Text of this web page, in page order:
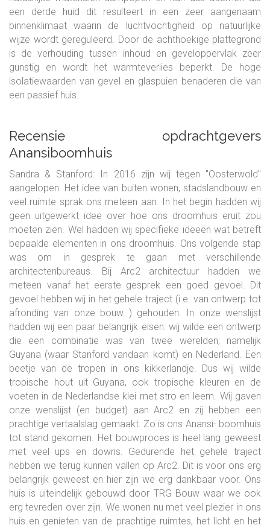
een derde huid dit resulteert in een zeer aangenaam
binnenklimaat waarin de luchtvochtigheid op natuurlijke
wijze wordt gereguleerd. Door de achthoekige plattegrond
is de verhouding tussen inhoud en geveloppervlak zeer
gunstig en wordt het warmteverlies beperkt. De hoge
isolatiewaarden van gevel en glaspuien benaderen die van
een passief huis.
Recensie opdrachtgevers
Anansiboomhuis
Sandra & Stanford:
In 2016 zijn wij tegen "Oosterwold"
aangelopen. Het idee van buiten wonen, stadslandbouw en
veel ruimte sprak ons meteen aan. In het begin hadden wij
geen uitgewerkt idee over hoe ons droomhuis eruit zou
moeten zien. Wel hadden wij specifieke ideeën wat betreft
bepaalde elementen in ons droomhuis. Ons volgende stap
was om in gesprek te gaan met verschillende
architectenbureaus. Bij Arc2 architectuur hadden we
meteen vanaf het eerste gesprek een goed gevoel. Dit
gevoel hebben wij in het gehele traject (i.e. van ontwerp tot
afronding van onze bouw ) gehouden. In onze wenslijst
hadden wij een paar belangrijk eisen: wij wilde een ontwerp
die een combinatie was van twee werelden; namelijk
Guyana (waar Stanford vandaan komt) en Nederland. Een
beetje van de tropen in ons kikkerlandje. Dus wij wilde
tropische hout uit Guyana, ook tropische kleuren en de
voeten in de Nederlandse klei met stro en leem. Wij gaven
onze wenslijst (en budget) aan Arc2 en zij hebben een
prachtige vertaalslag gemaakt. Zo is ons Anansi- boomhuis
tot stand gekomen. Het bouwproces is heel lang geweest
met veel ups en downs. Gedurende het gehele traject
hebben we terug kunnen vallen op Arc2. Dit is voor ons erg
belangrijk geweest en hier zijn we erg dankbaar voor. Ons
huis is uiteindelijk gebouwd door TRG Bouw waar we ook
erg tevreden over zijn. We wonen nu met veel plezier in ons
huis en genieten van de prachtige ruimtes, het licht en het